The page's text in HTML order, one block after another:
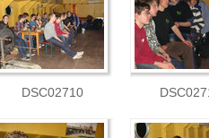
DSC02710